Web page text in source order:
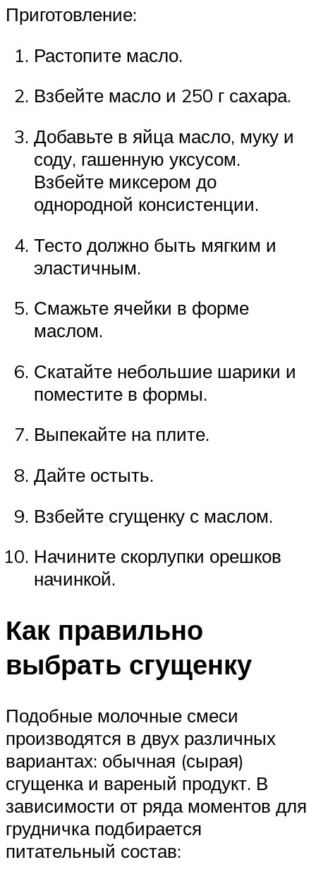
Приготовление:
Растопите масло.
Взбейте масло и 250 г сахара.
Добавьте в яйца масло, муку и
соду, гашенную уксусом.
Взбейте миксером до
однородной консистенции.
Тесто должно быть мягким и
эластичным.
Смажьте ячейки в форме
маслом.
Скатайте небольшие шарики и
поместите в формы.
Выпекайте на плите.
Дайте остыть.
Взбейте сгущенку с маслом.
Начините скорлупки орешков
начинкой.
Как правильно
выбрать сгущенку
Подобные молочные смеси
производятся в двух различных
вариантах: обычная (сырая)
сгущенка и вареный продукт. В
зависимости от ряда моментов для
грудничка подбирается
питательный состав: